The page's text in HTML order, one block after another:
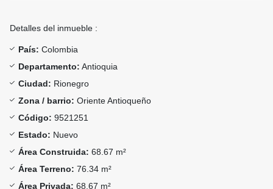
Detalles del inmueble :
País: Colombia
Departamento: Antioquia
Ciudad: Rionegro
Zona / barrio: Oriente Antioqueño
Código: 9521251
Estado: Nuevo
Área Construida: 68.67 m²
Área Terreno: 76.34 m²
Área Privada: 68.67 m²